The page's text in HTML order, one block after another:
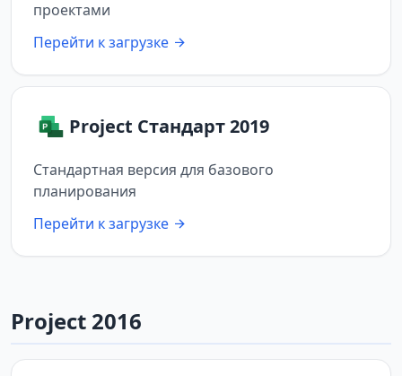
проектами
Перейти к загрузке
Project Стандарт 2019
Стандартная версия для базового
планирования
Перейти к загрузке
Project 2016